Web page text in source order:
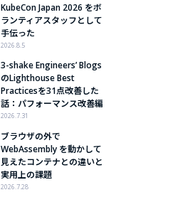
KubeCon Japan 2026 をボ
ランティアスタッフとして
手伝った
2026.8.5
3-shake Engineers’ Blogs
のLighthouse Best
Practicesを31点改善した
話：パフォーマンス改善編
2026.7.31
ブラウザの外で
WebAssembly を動かして
見えたコンテナとの違いと
実用上の課題
2026.7.28